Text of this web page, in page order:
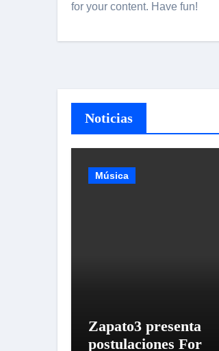
for your content. Have fun!
Noticias
Música
Zapato3 presenta
postulaciones For